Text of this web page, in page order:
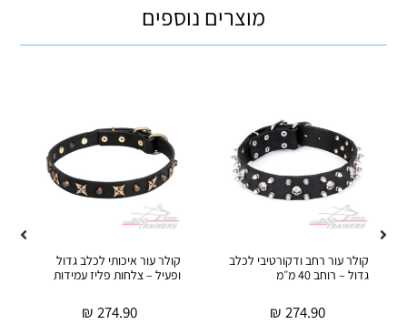
מוצרים נוספים
קולר עור רחב ודקורטיבי לכלב
גדול – רוחב 40 מ״מ
274.90
₪
קולר עור איכותי לכלב גדול
ופעיל – צלחות פליז עמידות
274.90
₪